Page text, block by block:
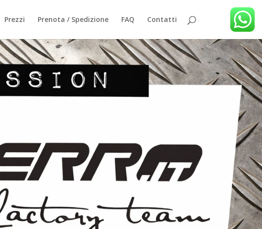
Prezzi Prenota / Spedizione FAQ Contatti